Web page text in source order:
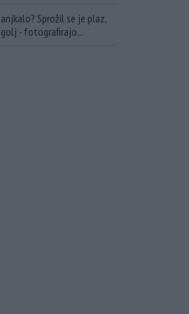
Sprožil se je plaz,
- fotografirajo...